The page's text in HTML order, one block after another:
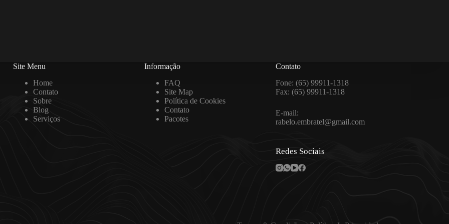
Site Menu
Home
Contato
Sobre
Blog
Serviços
Informação
FAQ
Site Map
Política de Cookies
Contato
Pacotes
Contato
Fone: (65) 99911-1318
Fax: (65) 99911-1318
E-mail:
rabelo.embratel@gmail.com
Redes Sociais